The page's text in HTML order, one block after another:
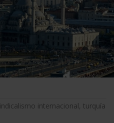
internacional, turquía